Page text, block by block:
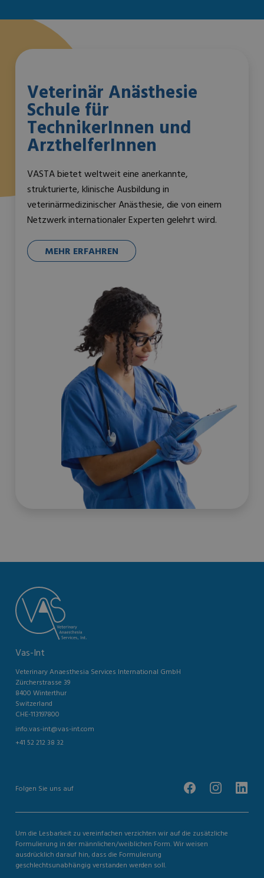
Veterinär Anästhesie
Schule für
TechnikerInnen und
ArzthelferInnen
VASTA bietet weltweit eine anerkannte,
strukturierte, klinische Ausbildung in
veterinärmedizinischer Anästhesie, die von einem
Netzwerk internationaler Experten gelehrt wird.
MEHR ERFAHREN
Vas-Int
Veterinary Anaesthesia Services International GmbH
Zürcherstrasse 39
8400 Winterthur
Switzerland
CHE-113197800
info.vas-int@vas-int.com
+41 52 212 38 32
Folgen Sie uns auf
Um die Lesbarkeit zu vereinfachen verzichten wir auf die zusätzliche
Formulierung in der männlichen/weiblichen Form. Wir weisen
ausdrücklich darauf hin, dass die Formulierung
geschlechtsunabhängig verstanden werden soll.